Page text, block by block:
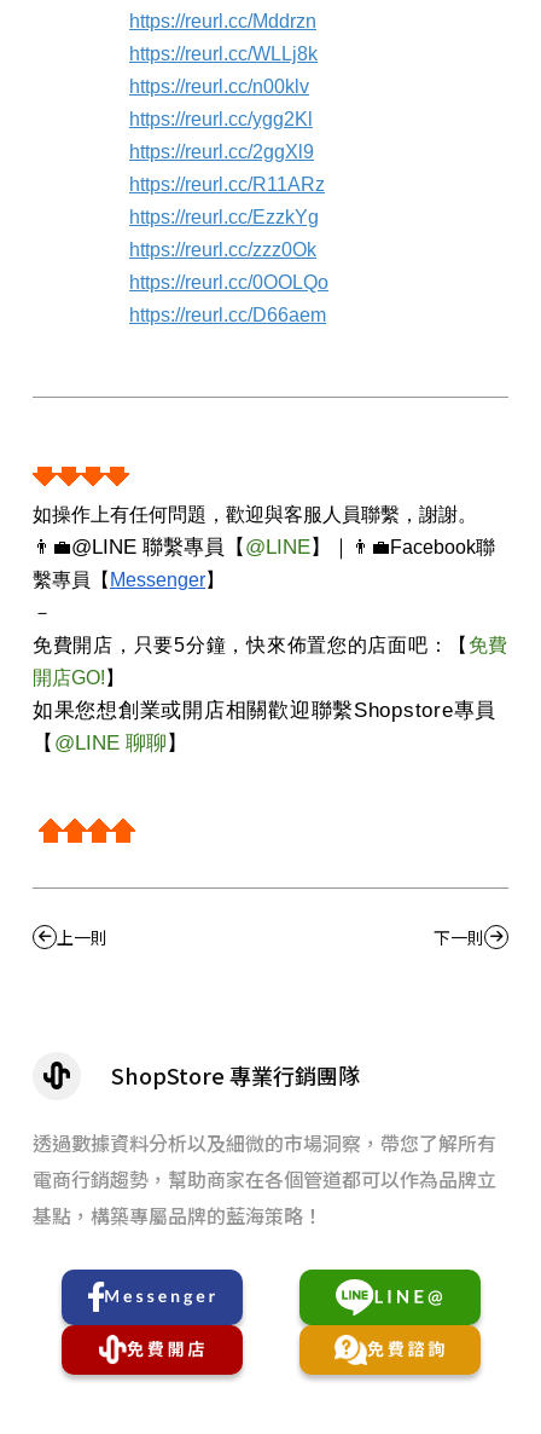
https://reurl.cc/Mddrzn
https://reurl.cc/WLLj8k
https://reurl.cc/n00klv
https://reurl.cc/ygg2Kl
https://reurl.cc/2ggXl9
https://reurl.cc/R11ARz
https://reurl.cc/EzzkYg
https://reurl.cc/zzz0Ok
https://reurl.cc/0OOLQo
https://reurl.cc/D66aem
如操作上有任何問題，歡迎與客服人員聯繫，謝謝。
👨‍💼@LINE 聯繫專員 【@LINE】 ｜ 👨‍💼Facebook聯
繫專員【 Messenger】
－
免費開店，只要5分鐘，快來佈置您的店面吧：【 免費
開店GO! 】
如果您想創業或開店相關歡迎聯繫Shopstore專員
【 @LINE 聊聊】
上一則 下一則
ShopStore 專業行銷團隊
透過數據資料分析以及細微的市場洞察，帶您了解所有
電商行銷趨勢，幫助商家在各個管道都可以作為品牌立
基點，構築專屬品牌的藍海策略！